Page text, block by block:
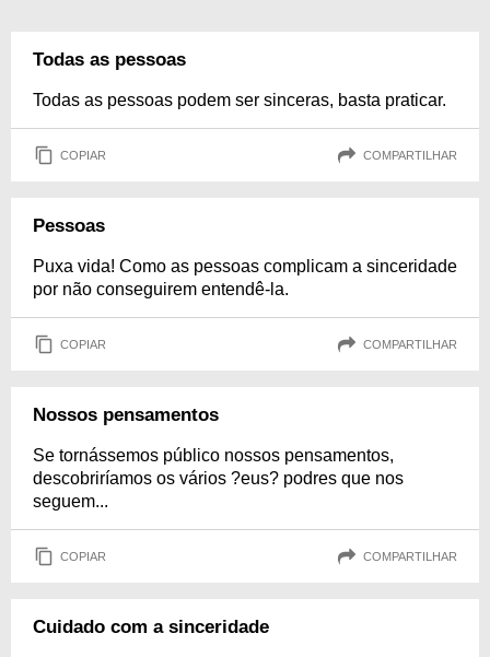
Todas as pessoas
Todas as pessoas podem ser sinceras, basta praticar.
COPIAR COMPARTILHAR
Pessoas
Puxa vida! Como as pessoas complicam a sinceridade
por não conseguirem entendê-la.
COPIAR COMPARTILHAR
Nossos pensamentos
Se tornássemos público nossos pensamentos,
descobriríamos os vários ?eus? podres que nos
seguem...
COPIAR COMPARTILHAR
Cuidado com a sinceridade